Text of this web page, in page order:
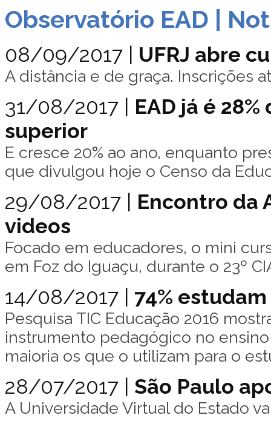
Observatório EAD |
08/09/2017 | UFRJ abre
A distância e de graça. Inscrições
31/08/2017 | EAD já é
superior
E cresce 20% ao ano, enquanto
que divulgou hoje o Censo da
29/08/2017 | Encontro da
videos
Focado em educadores, o mini
em Foz do Iguaçu, durante o 23º
14/08/2017 | 74%
Pesquisa TIC Educação 2016
instrumento pedagógico no
maioria os que o utilizam para o
28/07/2017 | São Paulo
A Universidade Virtual do Estado